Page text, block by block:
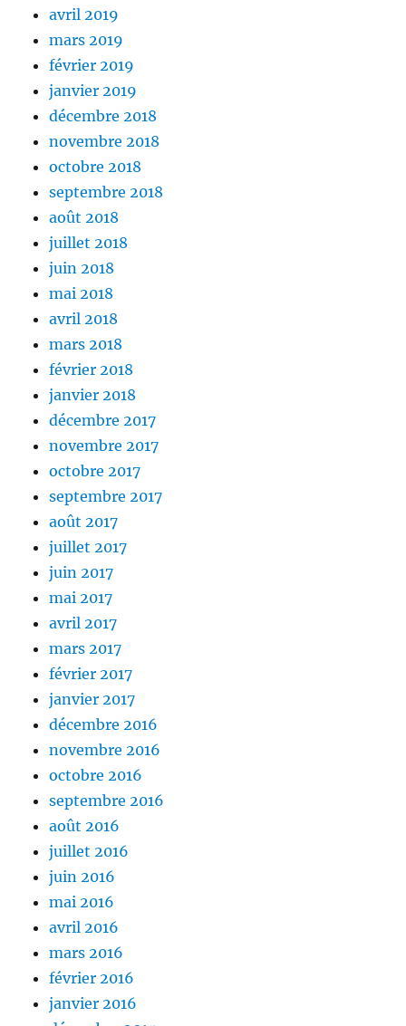
avril 2019
mars 2019
février 2019
janvier 2019
décembre 2018
novembre 2018
octobre 2018
septembre 2018
août 2018
juillet 2018
juin 2018
mai 2018
avril 2018
mars 2018
février 2018
janvier 2018
décembre 2017
novembre 2017
octobre 2017
septembre 2017
août 2017
juillet 2017
juin 2017
mai 2017
avril 2017
mars 2017
février 2017
janvier 2017
décembre 2016
novembre 2016
octobre 2016
septembre 2016
août 2016
juillet 2016
juin 2016
mai 2016
avril 2016
mars 2016
février 2016
janvier 2016